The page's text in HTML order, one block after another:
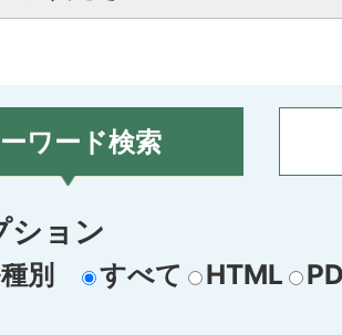
ワード検索
ション
別 すべて HTML